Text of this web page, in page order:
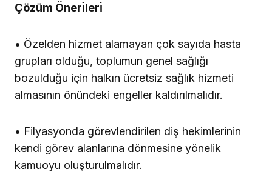
Çözüm Önerı̇lerı̇
• Özelden hizmet alamayan çok sayıda hasta
grupları olduğu, toplumun genel sağlığı
bozulduğu için halkın ücretsiz sağlık hizmeti
almasının önündeki engeller kaldırılmalıdır.
• Filyasyonda görevlendirilen diş hekimlerinin
kendi görev alanlarına dönmesine yönelik
kamuoyu oluşturulmalıdır.